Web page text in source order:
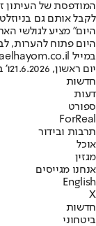
המודפסת של העיתון
לקבל אותם גם
היום" מציע לגולשי
היום פתוח להערות,
במייל hayom@israelhayom.co.il.
יום ראשון, 21.6.2026
ו'
חדשות
דעות
ספורט
ForReal
תרבות ובידור
אוכל
מגזין
אנחנו מגייסים
English
X
חדשות
ביטחוני